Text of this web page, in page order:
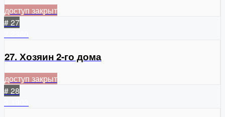
доступ закрыт
# 27
27. Хозяин 2-го дома
доступ закрыт
# 28